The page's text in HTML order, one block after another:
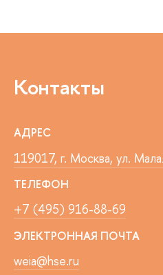
Контакты
АДРЕС
119017, г. Москва, ул.
ТЕЛЕФОН
+7 (495) 916-88-69
ЭЛЕКТРОННАЯ ПОЧТА
weia@hse.ru